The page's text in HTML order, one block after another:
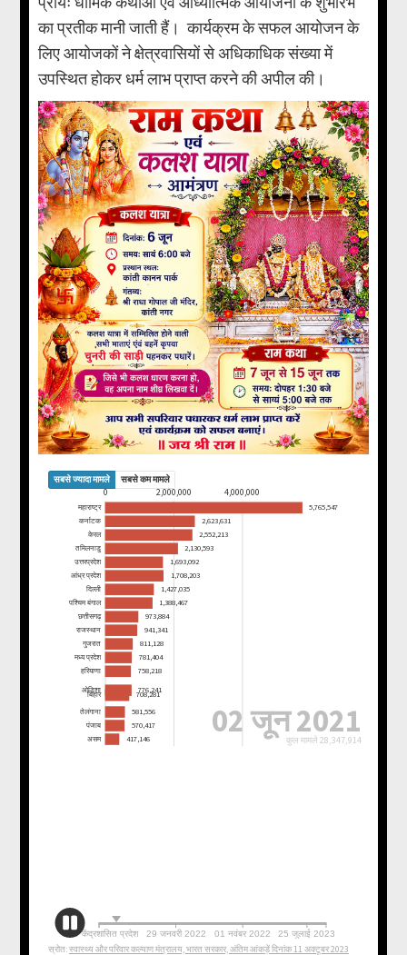
का प्रतीक मानी जाती हैं। कार्यक्रम के सफल आयोजन के
लिए आयोजकों ने क्षेत्रवासियों से अधिकाधिक संख्या में
उपस्थित होकर धर्म लाभ प्राप्त करने की अपील की।